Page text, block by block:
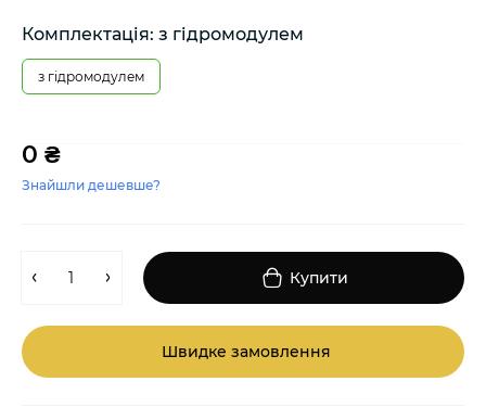
Комплектація: з гідромодулем
з гідромодулем
0 ₴
Знайшли дешевше?
Купити
Швидке замовлення